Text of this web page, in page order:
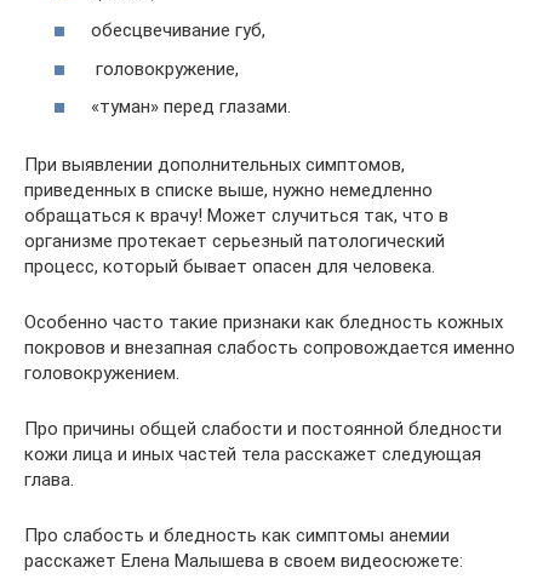
обесцвечивание губ,
головокружение,
«туман» перед глазами.
При выявлении дополнительных симптомов,
приведенных в списке выше, нужно немедленно
обращаться к врачу! Может случиться так, что в
организме протекает серьезный патологический
процесс, который бывает опасен для человека.
Особенно часто такие признаки как бледность кожных
покровов и внезапная слабость сопровождается именно
головокружением.
Про причины общей слабости и постоянной бледности
кожи лица и иных частей тела расскажет следующая
глава.
Про слабость и бледность как симптомы анемии
расскажет Елена Малышева в своем видеосюжете: